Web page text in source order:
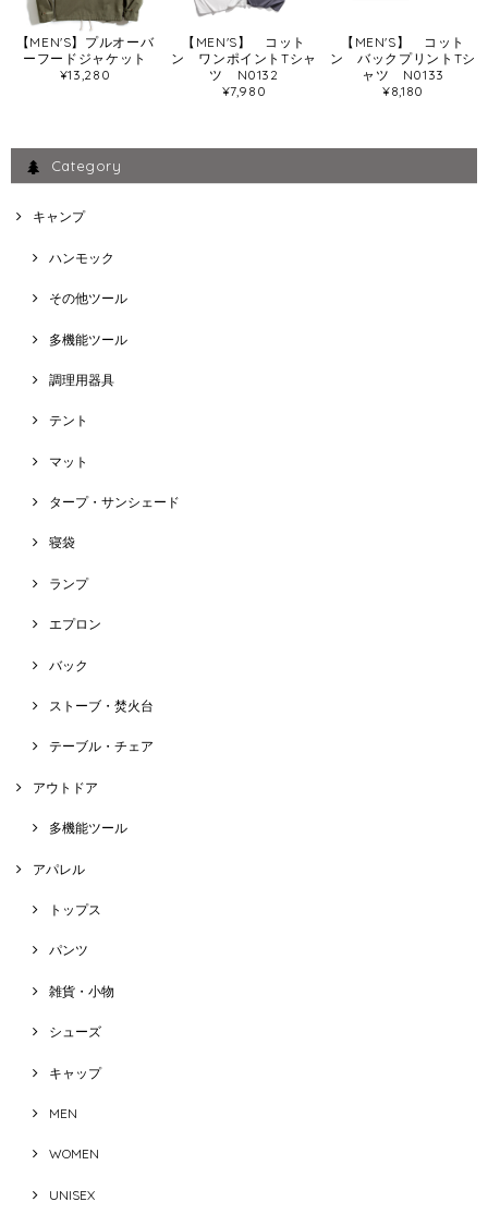
【MEN'S】プルオーバ
ーフードジャケット
¥13,280
【MEN'S】 コット
ン ワンポイントTシャ
ツ N0132
¥7,980
【MEN'S】 コット
ン バックプリントTシ
ャツ N0133
¥8,180
Category
キャンプ
ハンモック
その他ツール
多機能ツール
調理用器具
テント
マット
タープ・サンシェード
寝袋
ランプ
エプロン
バック
ストーブ・焚火台
テーブル・チェア
アウトドア
多機能ツール
アパレル
トップス
パンツ
雑貨・小物
シューズ
キャップ
MEN
WOMEN
UNISEX